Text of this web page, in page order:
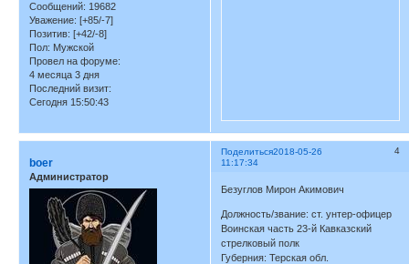
Сообщений: 19682
Уважение: [+85/-7]
Позитив: [+42/-8]
Пол: Мужской
Провел на форуме:
4 месяца 3 дня
Последний визит:
Сегодня 15:50:43
Поделиться 4
2018-05-26
11:17:34
boer
Администратор
Безуглов Мирон Акимович
Должность/звание: ст. унтер-офицер
Воинская часть 23-й Кавказский
стрелковый полк
Губерния: Терская обл.